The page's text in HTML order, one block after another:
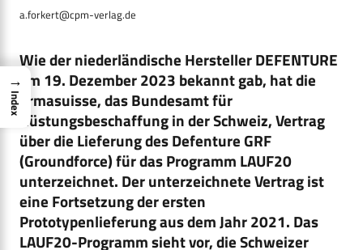
a.forkert@cpm-verlag.de
Wie der niederländische Hersteller DEFENTURE
am 19. Dezember 2023 bekannt gab, hat die
armasuisse, das Bundesamt für
Rüstungsbeschaffung in der Schweiz, Vertrag
über die Lieferung des Defenture GRF
(Groundforce) für das Programm LAUF20
unterzeichnet. Der unterzeichnete Vertrag ist
eine Fortsetzung der ersten
Prototypenlieferung aus dem Jahr 2021. Das
LAUF20-Programm sieht vor, die Schweizer
→
Index